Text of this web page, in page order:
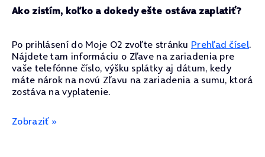
Ako zistím, koľko a dokedy ešte ostáva zaplatiť?
Po prihlásení do Moje O2 zvoľte stránku Prehľad čísel.
Nájdete tam informáciu o Zľave na zariadenia pre
vaše telefónne číslo, výšku splátky aj dátum, kedy
máte nárok na novú Zľavu na zariadenia a sumu, ktorá
zostáva na vyplatenie.
Zobraziť »